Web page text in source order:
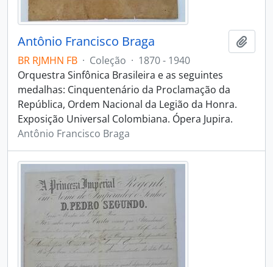
Antônio Francisco Braga
BR RJMHN FB · Coleção · 1870 - 1940
Orquestra Sinfônica Brasileira e as seguintes
medalhas: Cinquentenário da Proclamação da
República, Ordem Nacional da Legião da Honra.
Exposição Universal Colombiana. Ópera Jupira.
Antônio Francisco Braga